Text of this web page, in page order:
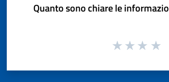
Quanto sono chiare le